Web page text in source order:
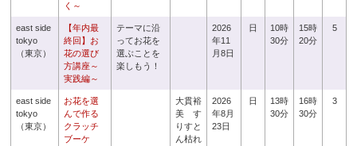
く～
east side
tokyo
（東京）
【年内最
終回】お
花の選び
方講座～
実践編～
テーマに沿
ってお花を
選ぶことを
楽しもう！
2026
年11
月8日
日
10時
30分
15時
20分
5
east side
tokyo
（東京）
お花を選
んで作る
クラッチ
ブーケ
大貫裕
美 す
りすと
ん枯れ
2026
年8月
23日
日
13時
30分
16時
30分
3